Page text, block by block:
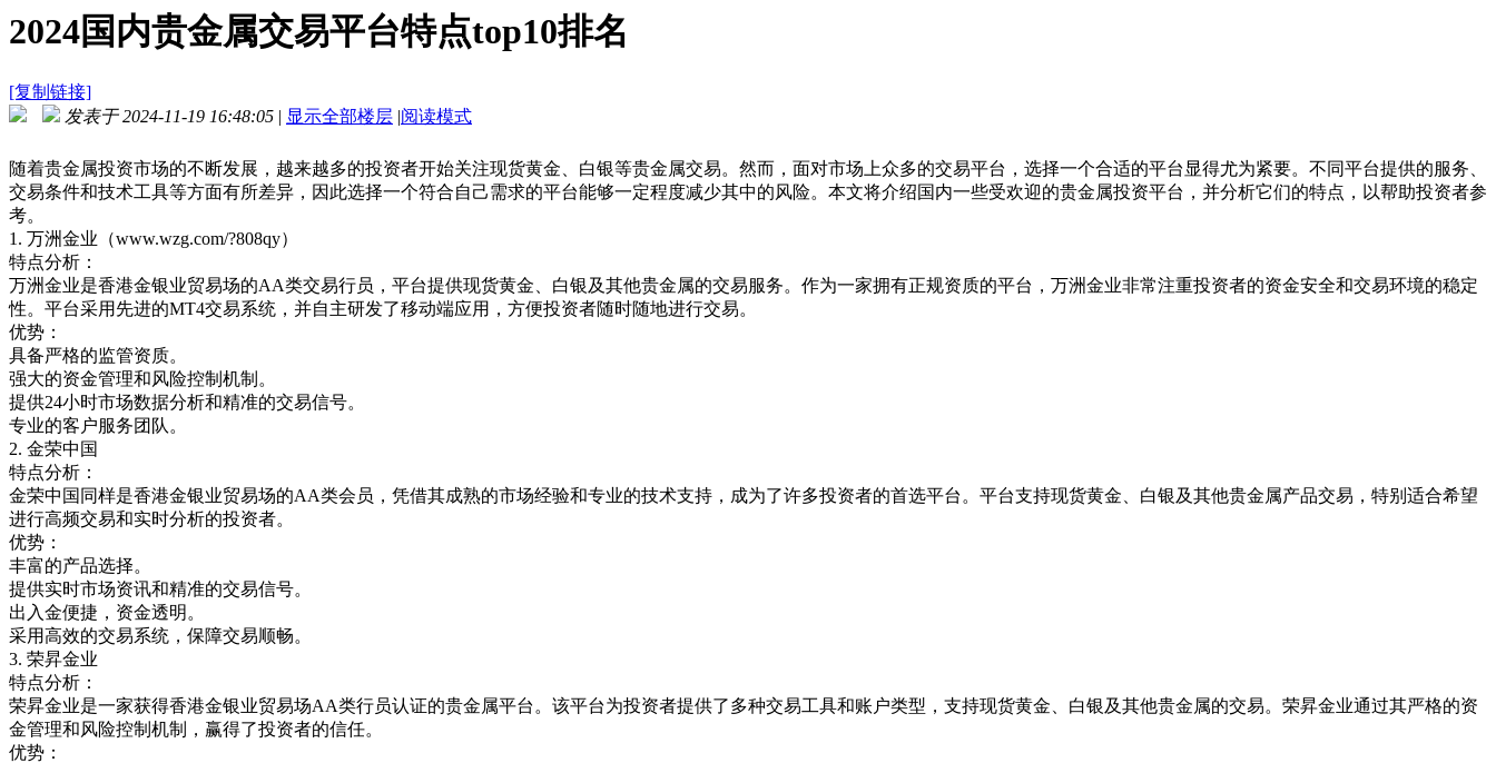
2024国内贵金属交易平台特点top10排名
[复制链接]
发表于 2024-11-19 16:48:05 | 显示全部楼层 |阅读模式
随着贵金属投资市场的不断发展，越来越多的投资者开始关注现货黄金、白银等贵金属交易。然而，面对市场上众多的交易平台，选择一个合适的平台显得尤为紧要。不同平台提供的服务、
交易条件和技术工具等方面有所差异，因此选择一个符合自己需求的平台能够一定程度减少其中的风险。本文将介绍国内一些受欢迎的贵金属投资平台，并分析它们的特点，以帮助投资者参
考。
1. 万洲金业（www.wzg.com/?808qy）
特点分析：
万洲金业是香港金银业贸易场的AA类交易行员，平台提供现货黄金、白银及其他贵金属的交易服务。作为一家拥有正规资质的平台，万洲金业非常注重投资者的资金安全和交易环境的稳定
性。平台采用先进的MT4交易系统，并自主研发了移动端应用，方便投资者随时随地进行交易。
优势：
具备严格的监管资质。
强大的资金管理和风险控制机制。
提供24小时市场数据分析和精准的交易信号。
专业的客户服务团队。
2. 金荣中国
特点分析：
金荣中国同样是香港金银业贸易场的AA类会员，凭借其成熟的市场经验和专业的技术支持，成为了许多投资者的首选平台。平台支持现货黄金、白银及其他贵金属产品交易，特别适合希望
进行高频交易和实时分析的投资者。
优势：
丰富的产品选择。
提供实时市场资讯和精准的交易信号。
出入金便捷，资金透明。
采用高效的交易系统，保障交易顺畅。
3. 荣昇金业
特点分析：
荣昇金业是一家获得香港金银业贸易场AA类行员认证的贵金属平台。该平台为投资者提供了多种交易工具和账户类型，支持现货黄金、白银及其他贵金属的交易。荣昇金业通过其严格的资
金管理和风险控制机制，赢得了投资者的信任。
优势：